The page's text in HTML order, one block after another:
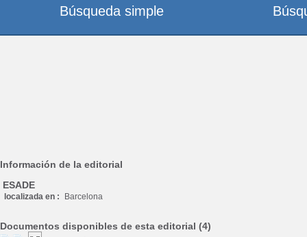
Información de la editorial
ESADE
localizada en : Barcelona
Documentos disponibles de esta editorial (4)
Búsqueda simple